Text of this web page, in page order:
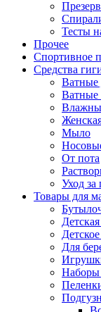
Тесты
Прочее
Спортивное
Средства
Ватные
Ватные
Мыло
От пота
Уход за
Товары для
Для
Наборы